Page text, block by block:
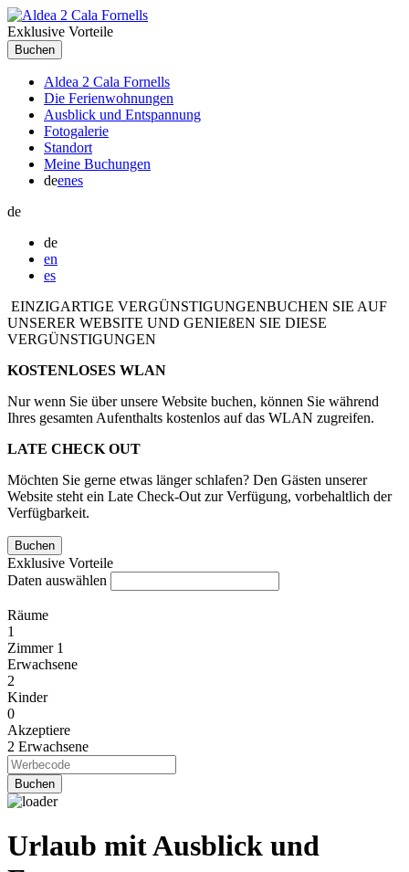
Exklusive Vorteile
Aldea 2 Cala Fornells
Die Ferienwohnungen
Ausblick und Entspannung
Fotogalerie
Standort
Meine Buchungen
deenes
de
de
en
es
EINZIGARTIGE VERGÜNSTIGUNGENBUCHEN SIE AUF
UNSERER WEBSITE UND GENIEßEN SIE DIESE
VERGÜNSTIGUNGEN
KOSTENLOSES WLAN
Nur wenn Sie über unsere Website buchen, können Sie während
Ihres gesamten Aufenthalts kostenlos auf das WLAN zugreifen.
LATE CHECK OUT
Möchten Sie gerne etwas länger schlafen? Den Gästen unserer
Website steht ein Late Check-Out zur Verfügung, vorbehaltlich der
Verfügbarkeit.
Exklusive Vorteile
Daten auswählen
Räume
1
Zimmer 1
Erwachsene
2
Kinder
0
Akzeptiere
2 Erwachsene
Urlaub mit Ausblick und